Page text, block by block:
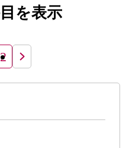
を表示
2